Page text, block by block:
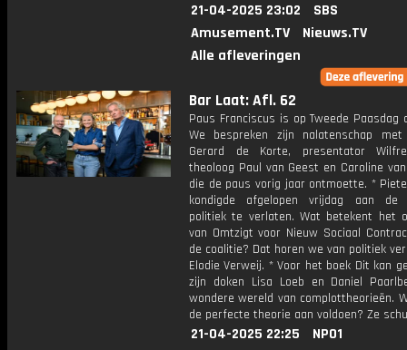
21-04-2025 23:02
SBS
Amusement.TV
Nieuws.TV
Alle afleveringen
Bar Laat: Afl. 62
Paus Franciscus is op Tweede Paasdag
We bespreken zijn nalatenschap met
Gerard de Korte, presentator
theoloog Paul van Geest en Caroline
die de paus vorig jaar ontmoette. *
kondigde afgelopen vrijdag aan de
politiek te verlaten. Wat betekent het
van Omtzigt voor Nieuw Sociaal
de coalitie? Dat horen we van politiek
Elodie Verweij. * Voor het boek Dit kan
zijn doken Lisa Loeb en Daniel
wondere wereld van complottheorieën.
de perfecte theorie aan voldoen? Ze
21-04-2025 22:25
NPO1